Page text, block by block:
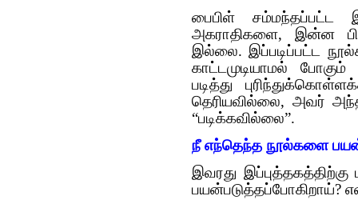
பைபிள் சம்மந்தப்பட்ட
அகராதிகளை, இன்ன
இல்லை. இப்படிப்பட்ட
காட்டமுடியாமல்
படித்து
தெரியவில்லை, அவர்
“படிக்கவில்லை”.
நீ எந்தெந்த நூல்களை
இவரது
பயன்படுத்தப்போகிறாய்?